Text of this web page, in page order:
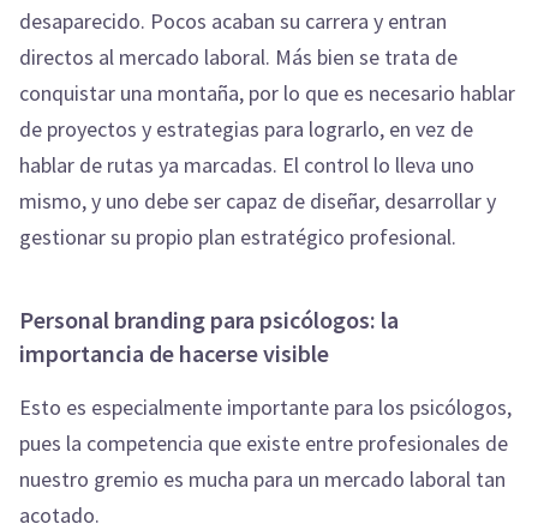
desaparecido. Pocos acaban su carrera y entran
directos al mercado laboral. Más bien se trata de
conquistar una montaña, por lo que es necesario hablar
de proyectos y estrategias para lograrlo, en vez de
hablar de rutas ya marcadas. El control lo lleva uno
mismo, y uno debe ser capaz de diseñar, desarrollar y
gestionar su propio plan estratégico profesional.
Personal branding para psicólogos: la
importancia de hacerse visible
Esto es especialmente importante para los psicólogos,
pues la competencia que existe entre profesionales de
nuestro gremio es mucha para un mercado laboral tan
acotado.